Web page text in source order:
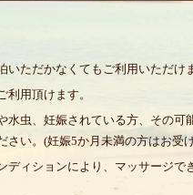
いただかなくてもご利用いただけ
利用頂けます。
水虫、妊娠されている方、その可
さい。(妊娠5か月未満の方はお受
ディションにより、マッサージで